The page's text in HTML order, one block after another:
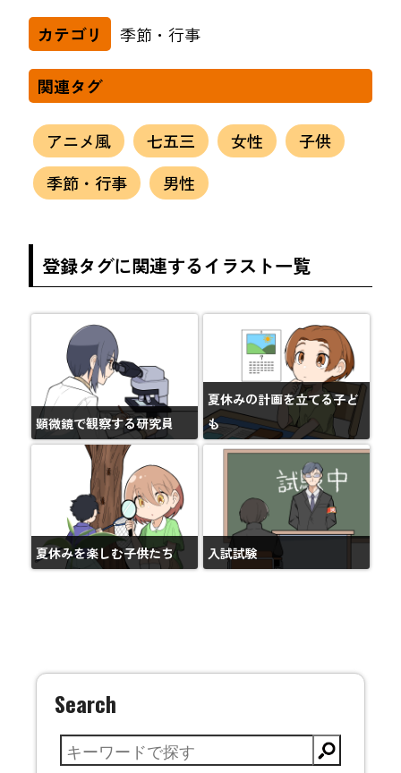
カテゴリ 季節・行事
関連タグ
アニメ風 七五三 女性
子供
季節・行事
男性
登録タグに関連するイラスト一覧
顕微鏡で観察する研究員
夏休みの計画を立てる子ど
も
夏休みを楽しむ子供たち 入試試験
Search